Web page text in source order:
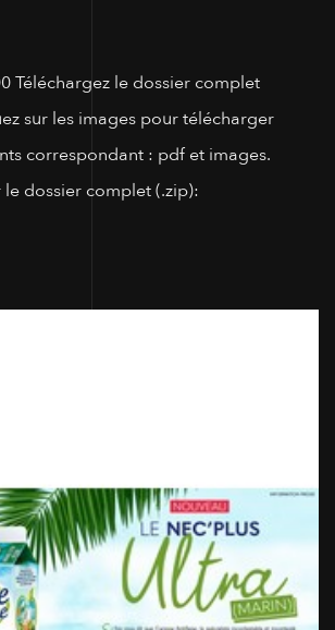
Téléchargez le dossier complet
sur les images pour télécharger
correspondant : pdf et images.
le dossier complet (.zip):